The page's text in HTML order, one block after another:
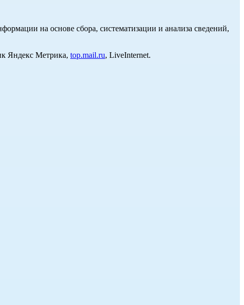
на основе сбора, систематизации и анализа сведений,
Яндекс Метрика, top.mail.ru, LiveInternet.